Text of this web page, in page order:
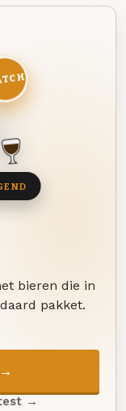
bieren die in
pakket.
→